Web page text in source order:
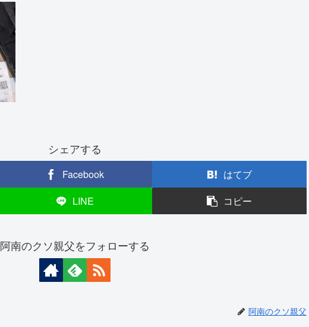
シェアする
Facebook
はてブ
LINE コピー
阿南のクソ親父をフォローする
阿南のクソ親父